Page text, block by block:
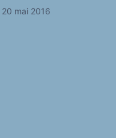
20 mai 2016